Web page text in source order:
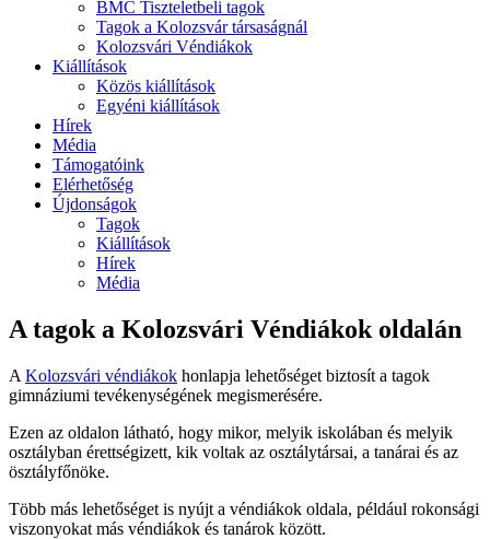
BMC Tiszteletbeli tagok
Tagok a Kolozsvár társaságnál
Kolozsvári Véndiákok
Kiállítások
Közös kiállítások
Egyéni kiállítások
Hírek
Média
Támogatóink
Elérhetőség
Újdonságok
Tagok
Kiállítások
Hírek
Média
A tagok a Kolozsvári Véndiákok oldalán
A Kolozsvári véndiákok honlapja lehetőséget biztosít a tagok
gimnáziumi tevékenységének megismerésére.
Ezen az oldalon látható, hogy mikor, melyik iskolában és melyik
osztályban érettségizett, kik voltak az osztálytársai, a tanárai és az
ösztályfőnöke.
Több más lehetőséget is nyújt a véndiákok oldala, például rokonsági
viszonyokat más véndiákok és tanárok között.